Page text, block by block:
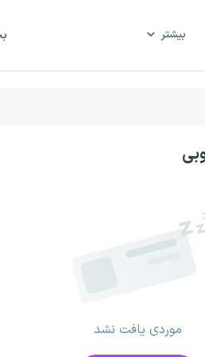
بیشتر
موردی یافت نشد